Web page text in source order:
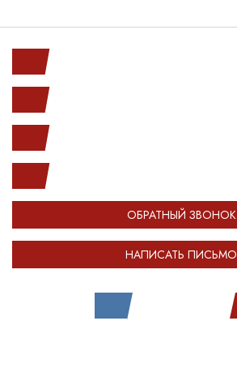
ОБРАТНЫЙ ЗВОНОК
НАПИСАТЬ ПИСЬМО